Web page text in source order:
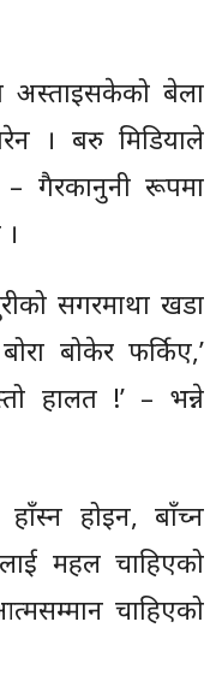
अस्ताइसकेको बेला
। बरु मिडियाले
गैरकानुनी रूपमा
सगरमाथा खडा
बोकेर फर्किए,’
हालत !’ – भन्ने
होइन, बाँच्न
महल चाहिएको
चाहिएको